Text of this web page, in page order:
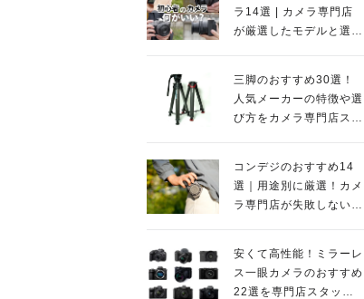
ラ14選 | カメラ専門店
が厳選したモデルと選び
三脚のおすすめ30選！
人気メーカーの特徴や選
び方をカメラ専門店スタ
コンデジのおすすめ14
選｜用途別に厳選！カメ
ラ専門店が失敗しない人
安くて高性能！ミラーレ
ス一眼カメラのおすすめ
22選を専門店スタッフ